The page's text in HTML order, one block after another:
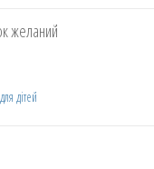
желаний
дітей